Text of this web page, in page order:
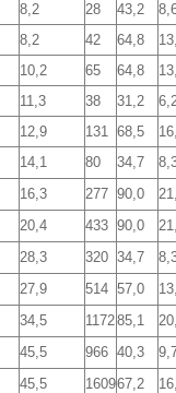
8,2 28 43,2
8,2 42 64,8
10,2 65 64,8
11,3 38 31,2
12,9 131 68,5
14,1 80 34,7
16,3 277 90,0
20,4 433 90,0
28,3 320 34,7
27,9 514 57,0
34,5 117285,1
45,5 966 40,3
45,5 160967,2